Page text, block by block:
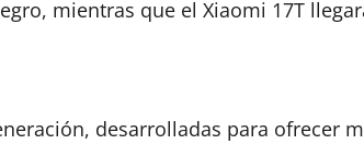
mientras que el Xiaomi 17T
desarrolladas para ofrecer